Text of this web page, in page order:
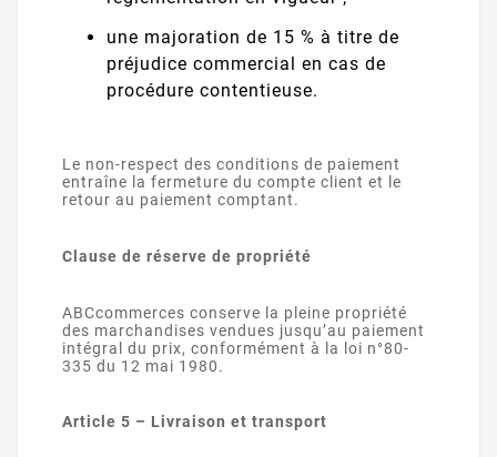
une majoration de 15 % à titre de
préjudice commercial en cas de
procédure contentieuse.
Le non-respect des conditions de paiement
entraîne la fermeture du compte client et le
retour au paiement comptant.
Clause de réserve de propriété
ABCcommerces conserve la pleine propriété
des marchandises vendues jusqu’au paiement
intégral du prix, conformément à la loi n°80-
335 du 12 mai 1980.
Article 5 – Livraison et transport